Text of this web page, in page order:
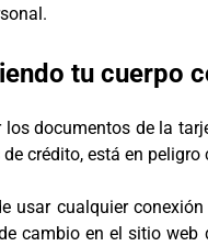
tu cuerpo
los documentos de la
crédito, está en
usar cualquier
cambio en el sitio web